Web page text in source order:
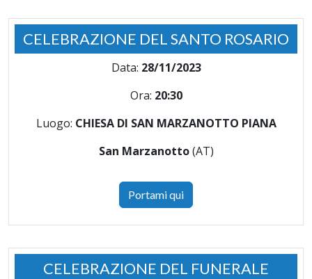
CELEBRAZIONE DEL SANTO ROSARIO
Data: 28/11/2023
Ora: 20:30
Luogo: CHIESA DI SAN MARZANOTTO PIANA
San Marzanotto(AT)
Portami qui
CELEBRAZIONE DEL FUNERALE